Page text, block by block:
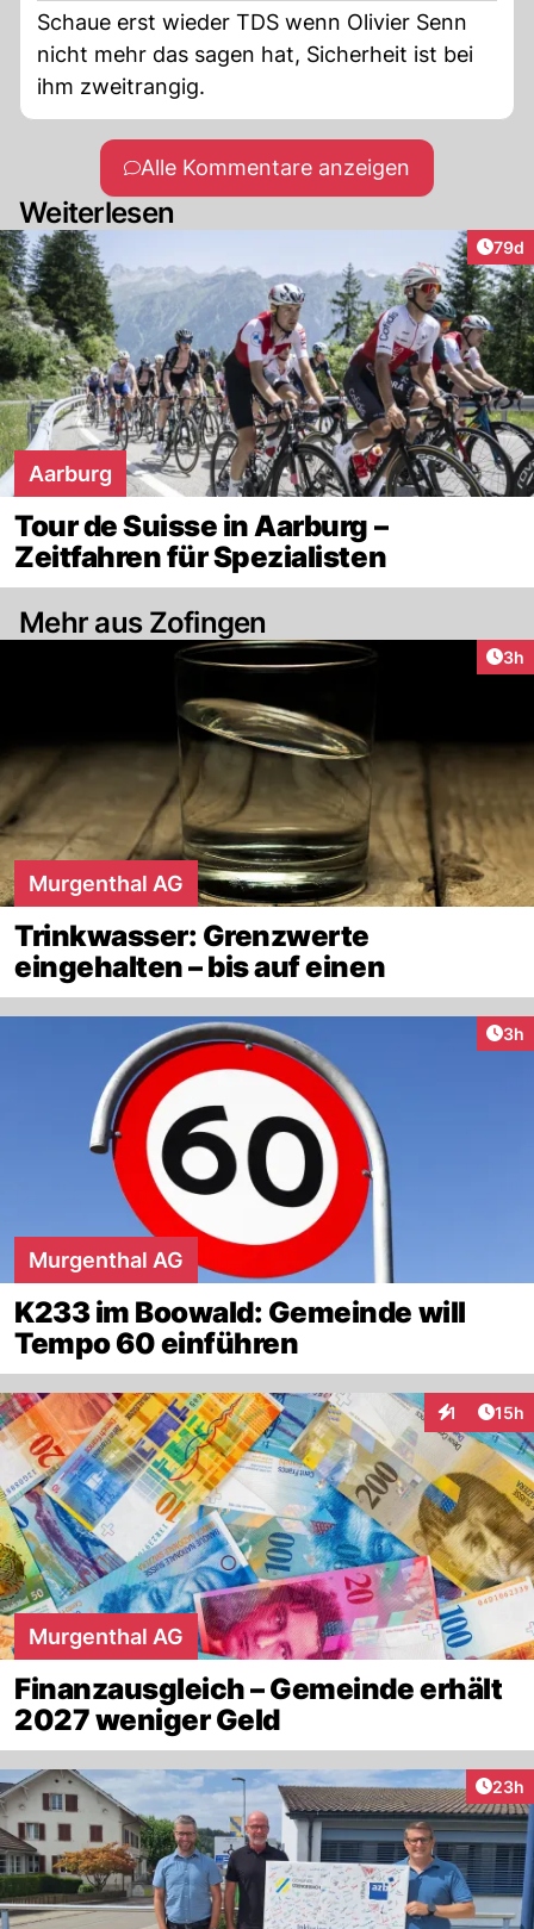
Schaue erst wieder TDS wenn Olivier Senn
nicht mehr das sagen hat, Sicherheit ist bei
ihm zweitrangig.
Alle Kommentare anzeigen
Weiterlesen
79d
Aarburg
Tour de Suisse in Aarburg –
Zeitfahren für Spezialisten
Mehr aus Zofingen
3h
Murgenthal AG
Trinkwasser: Grenzwerte
eingehalten – bis auf einen
3h
Murgenthal AG
K233 im Boowald: Gemeinde will
Tempo 60 einführen
1 15h
Murgenthal AG
Finanzausgleich – Gemeinde erhält
2027 weniger Geld
23h